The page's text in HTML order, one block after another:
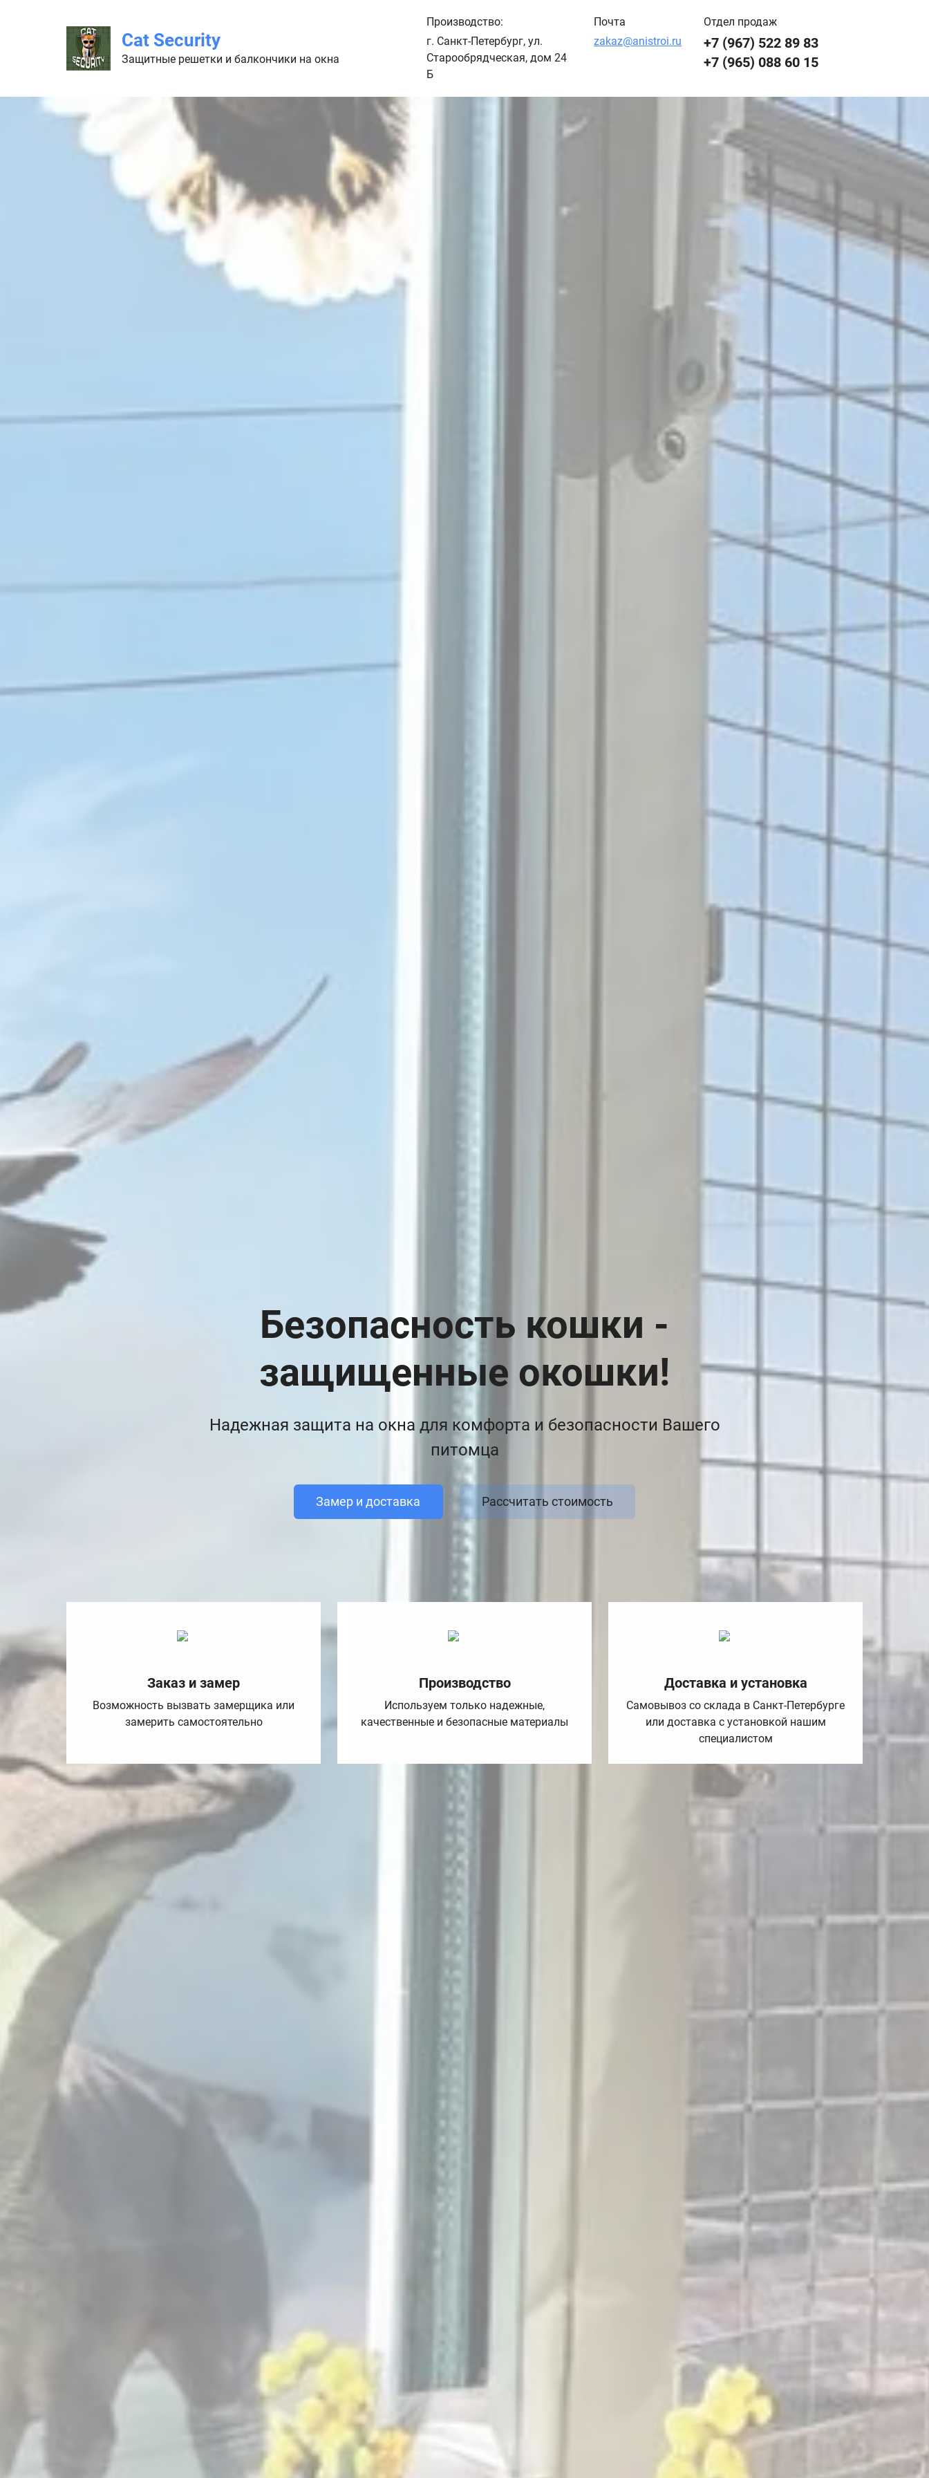
Cat Security
Защитные решетки и балкончики на окна
Производство:
г. Санкт-Петербург, ул.
Старообрядческая, дом 24
Б
Почта
zakaz@anistroi.ru
Отдел продаж
+7 (967) 522 89 83
+7 (965) 088 60 15
Безопасность кошки -
защищенные окошки!
Надежная защита на окна для комфорта и безопасности Вашего
питомца
Замер и доставка Рассчитать стоимость
Заказ и замер
Возможность вызвать замерщика или
замерить самостоятельно
Производство
Используем только надежные,
качественные и безопасные материалы
Доставка и установка
Самовывоз со склада в Санкт-Петербурге
или доставка с установкой нашим
специалистом